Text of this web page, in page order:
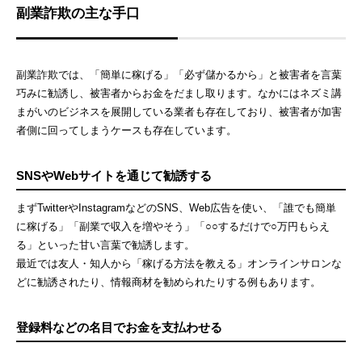
副業詐欺の主な手口
副業詐欺では、「簡単に稼げる」「必ず儲かるから」と被害者を言葉
巧みに勧誘し、被害者からお金をだまし取ります。なかにはネズミ講
まがいのビジネスを展開している業者も存在しており、被害者が加害
者側に回ってしまうケースも存在しています。
SNSやWebサイトを通じて勧誘する
まずTwitterやInstagramなどのSNS、Web広告を使い、「誰でも簡単
に稼げる」「副業で収入を増やそう」「○○するだけで○万円もらえ
る」といった甘い言葉で勧誘します。
最近では友人・知人から「稼げる方法を教える」オンラインサロンな
どに勧誘されたり、情報商材を勧められたりする例もあります。
登録料などの名目でお金を支払わせる